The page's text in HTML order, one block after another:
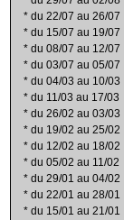
* du 22/07 au 26/07
* du 15/07 au 19/07
* du 08/07 au 12/07
* du 03/07 au 05/07
* du 04/03 au 10/03
* du 11/03 au 17/03
* du 26/02 au 03/03
* du 19/02 au 25/02
* du 12/02 au 18/02
* du 05/02 au 11/02
* du 29/01 au 04/02
* du 22/01 au 28/01
* du 15/01 au 21/01